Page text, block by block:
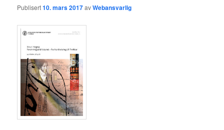
Publisert10. mars 2017avWebansvarlig